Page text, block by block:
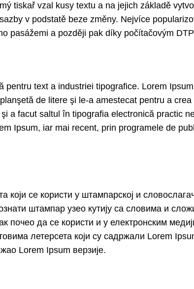
tiskař vzal kusy textu a na jejich základě
v podstatě beze změny. Nejvíce
pasážemi a později pak díky počítačovým
pentru text a industriei tipografice. Lorem
de litere şi le-a amestecat pentru a
a facut saltul în tipografia electronică practic
Ipsum, iar mai recent, prin programele de
који се користи у штампарској и
штампар узео кутију са словима и
почео да се користи и у електронским
летерсета који су садржали Lorem
Lorem Ipsum верзије.